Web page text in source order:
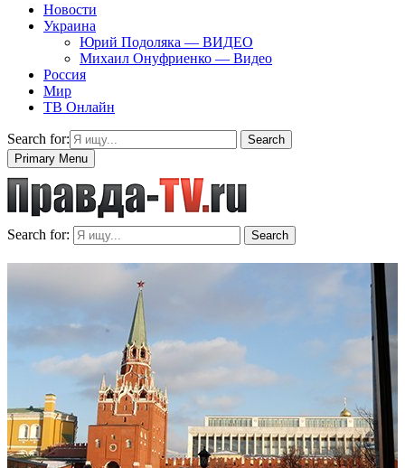
Новости
Украина
Юрий Подоляка — ВИДЕО
Михаил Онуфриенко — Видео
Россия
Мир
ТВ Онлайн
Search for:
Search
Primary Menu
Search for: Search